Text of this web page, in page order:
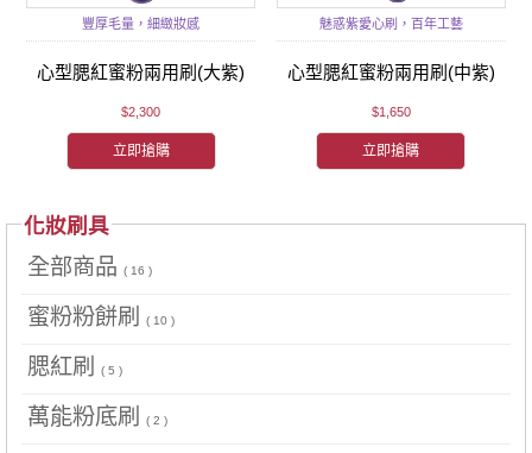
豐厚毛量，細緻妝感
心型腮紅蜜粉兩用刷(大紫)
$2,300
立即搶購
魅惑紫愛心刷，百年工藝
心型腮紅蜜粉兩用刷(中紫)
$1,650
立即搶購
化妝刷具
全部商品 ( 16 )
蜜粉粉餅刷 ( 10 )
腮紅刷 ( 5 )
萬能粉底刷 ( 2 )